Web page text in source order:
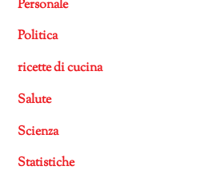
Personale
Politica
ricette di cucina
Salute
Scienza
Statistiche